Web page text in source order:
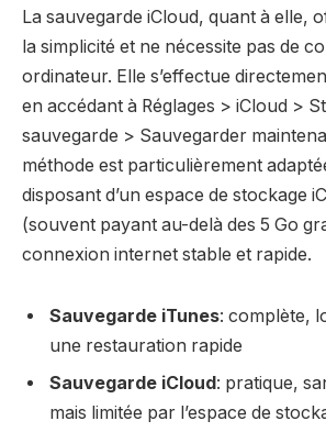
La sauvegarde iCloud, quant à elle,
la simplicité et ne nécessite pas de
ordinateur. Elle s’effectue
en accédant à Réglages > iCloud >
sauvegarde > Sauvegarder
méthode est particulièrement
disposant d’un espace de stockage
(souvent payant au-delà des 5 Go
connexion internet stable et rapide.
Sauvegarde iTunes: complète,
une restauration rapide
Sauvegarde iCloud: pratique,
mais limitée par l’espace de